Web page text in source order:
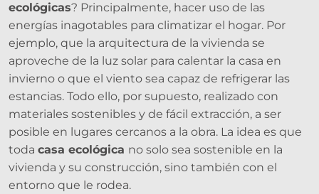
ecológicas? Principalmente, hacer uso de las
energías inagotables para climatizar el hogar. Por
ejemplo, que la arquitectura de la vivienda se
aproveche de la luz solar para calentar la casa en
invierno o que el viento sea capaz de refrigerar las
estancias. Todo ello, por supuesto, realizado con
materiales sostenibles y de fácil extracción, a ser
posible en lugares cercanos a la obra. La idea es que
toda casa ecológica no solo sea sostenible en la
vivienda y su construcción, sino también con el
entorno que le rodea.